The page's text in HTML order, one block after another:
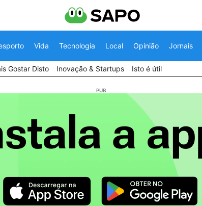
Vida Tecnologia Local Opinião Jornais
Gostar Disto Inovação & Startups Isto é útil